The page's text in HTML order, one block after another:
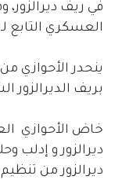
في ريف ديرالزور،
العسكري التابع
ينحدر الأحوازي
بريف الديرالزور
خاض الأحوازي
ديرالزور و إدلب
ديرالزور من